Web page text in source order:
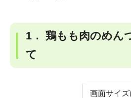
1． 鶏もも肉のめん
て
画面サイ